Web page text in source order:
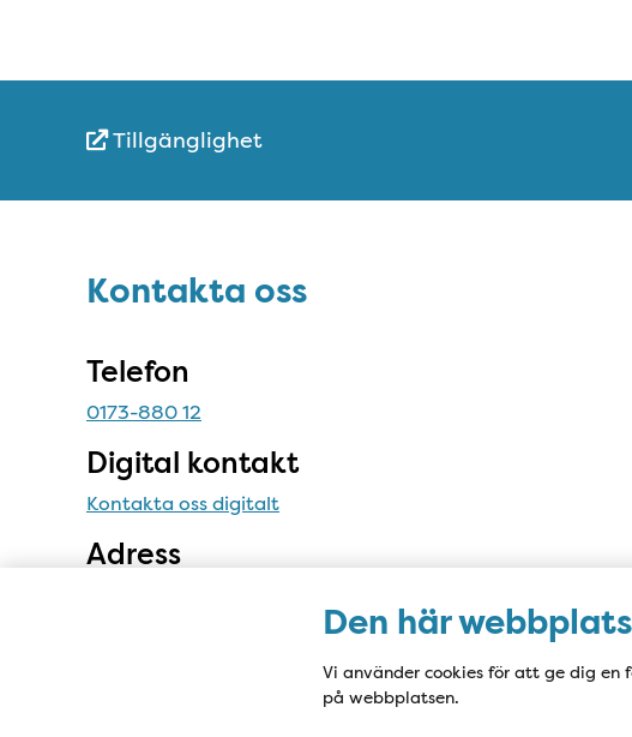
Den här
Vi använder cookies för att ge dig
på webbplatsen.
Snabblänkar
Tillgänglighet
Kontakta oss
Kontakta oss
Telefon
0173-880 12
Digital kontakt
Kontakta oss digitalt
Adress